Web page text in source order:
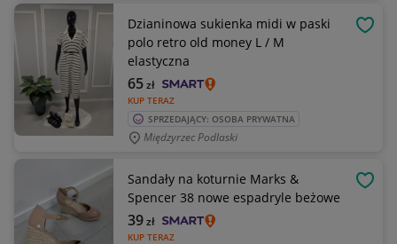
Dzianinowa sukienka midi w paski
polo retro old money L / M
elastyczna
KUP TERAZ
65zł
SPRZEDAJĄCY: OSOBA PRYWATNA
Międzyrzec Podlaski
Sandały na koturnie Marks &
Spencer 38 nowe espadryle beżowe
KUP TERAZ
39zł